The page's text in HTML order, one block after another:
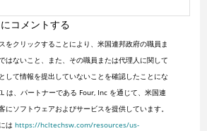
コメントする
をクリックすることにより、米国連邦政府の職員ま
はないこと、また、その職員または代理人に関して
して情報を提出していないことを確認したことにな
は、パートナーである Four, Inc を通じて、米国連
にソフトウェアおよびサービスを提供しています。
は https://hcltechsw.com/resources/us-